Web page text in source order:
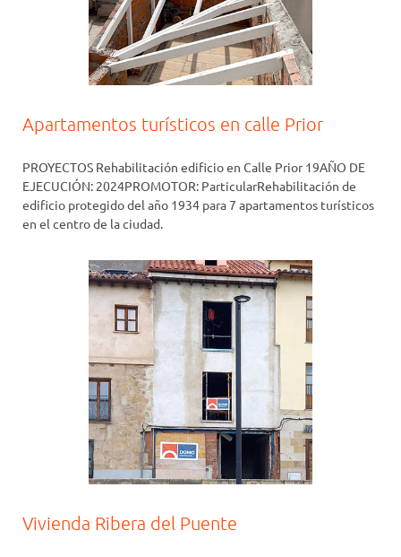
Apartamentos turísticos en calle Prior
PROYECTOS Rehabilitación edificio en Calle Prior 19AÑO DE
EJECUCIÓN: 2024PROMOTOR: ParticularRehabilitación de
edificio protegido del año 1934 para 7 apartamentos turísticos
en el centro de la ciudad.
Vivienda Ribera del Puente